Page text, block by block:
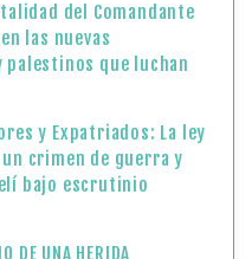
del Comandante
las nuevas
palestinos que luchan
y Expatriados: La ley
crimen de guerra y
bajo escrutinio
DE UNA HERIDA